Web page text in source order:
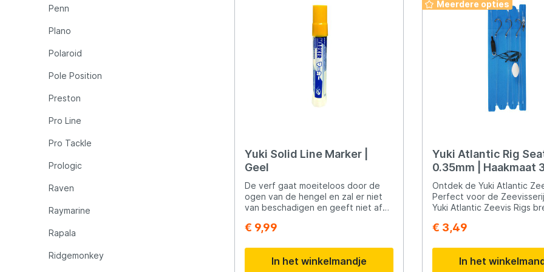
Penn
Plano
Polaroid
Pole Position
Preston
Pro Line
Pro Tackle
Prologic
Raven
Raymarine
Rapala
Ridgemonkey
Yuki Solid Line Marker |
Geel
De verf gaat moeiteloos door de
ogen van de hengel en zal er niet
van beschadigen en geeft niet af
vissessie is de verf gemakkelijk te
Geschikt voor Mono en gevlochten
€ 9,99
In het winkelmandje
Meerdere opties
Yuki Atlantic Rig Seat
0.35mm | Haakmaat 3
Onderlijn
Ontdek de Yuki Atlantic
Perfect voor de Zeevisserij! Met
Yuki Atlantic Zeevis Rigs
op de markt die specifiek
Deze zorgvuldig
voorzien van aantrekkelijke
€ 3,49
In het